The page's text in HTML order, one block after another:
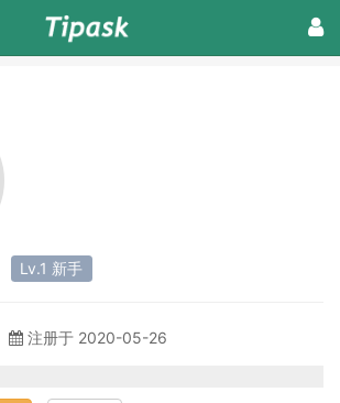
Lv.1 新手
注册于 2020-05-26